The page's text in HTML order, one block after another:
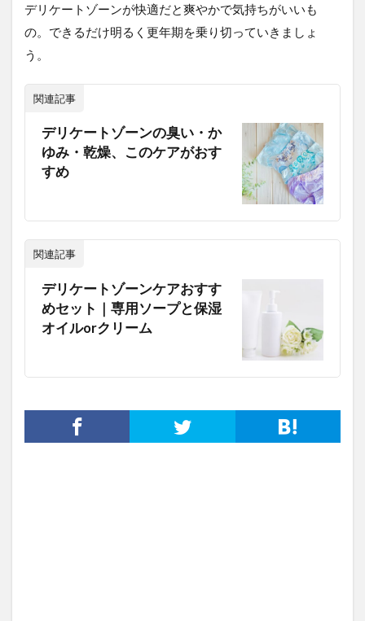
デリケートゾーンが快適だと爽やかで気持ちがいいも
の。できるだけ明るく更年期を乗り切っていきましょ
う。
関連記事
デリケートゾーンの臭い・か
ゆみ・乾燥、このケアがおす
すめ
関連記事
デリケートゾーンケアおすす
めセット｜専用ソープと保湿
オイルorクリーム